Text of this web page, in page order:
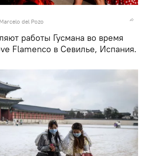
del Pozo
работы Гусмана во время
Flamenco в Севилье, Испания.